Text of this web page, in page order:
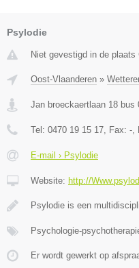
Psylodie
Niet gevestigd in de
Oost-Vlaanderen »
Jan broeckaertlaan 18 bus
Tel: 0470 19 15 17, Fax: -,
E-mail › Psylodie
Website: http://
Psylodie is een
Psychologie-
Er wordt gewerkt op